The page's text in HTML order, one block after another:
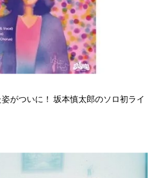
がついに！ 坂本慎太郎のソロ初ライ